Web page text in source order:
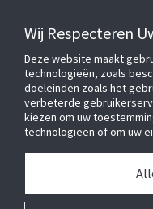
CYBER SOLUTIONS
OPENBLUE
SLIMME GEBOUWEN
Wij Respecteren
Deze website maakt
technologieën, zoals
doeleinden zoals het
verbeterde
kiezen om uw
technologieën of om uw